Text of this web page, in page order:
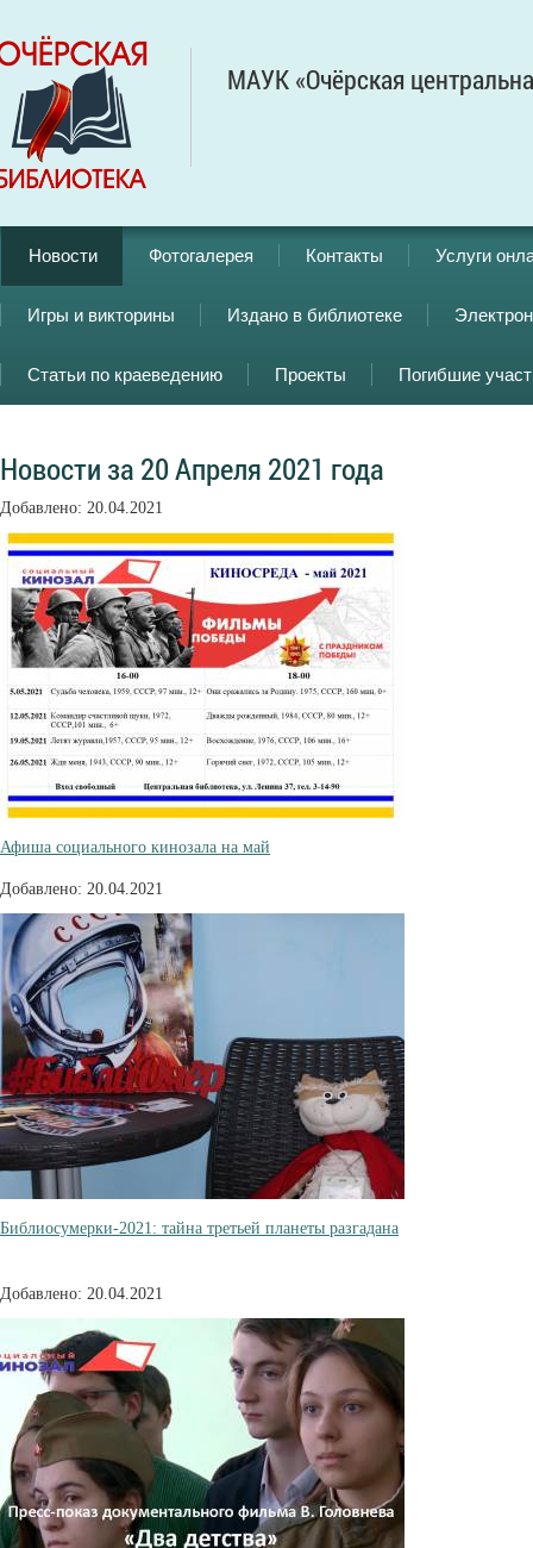
МАУК «Очёрская
Новости Фотогалерея Контакты Услуги
Игры и викторины Издано в библиотеке
Статьи по краеведению Проекты Погибшие
Новости за 20 Апреля 2021 года
Добавлено: 20.04.2021
Афиша социального кинозала на май
Добавлено: 20.04.2021
Библиосумерки-2021: тайна третьей планеты разгадана
Добавлено: 20.04.2021